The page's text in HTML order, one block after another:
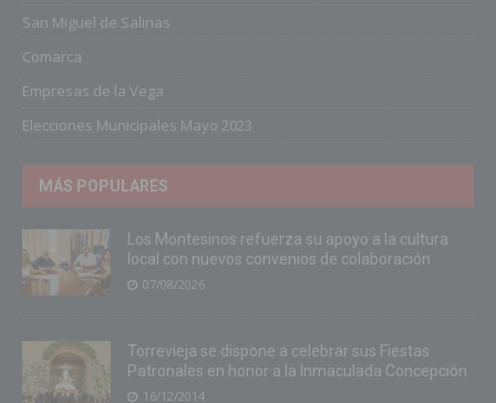
San Miguel de Salinas
Comarca
Empresas de la Vega
Elecciones Municipales Mayo 2023
MÁS POPULARES
Los Montesinos refuerza su apoyo a la cultura
local con nuevos convenios de colaboración
07/08/2026
Torrevieja se dispone a celebrar sus Fiestas
Patronales en honor a la Inmaculada Concepción
16/12/2014